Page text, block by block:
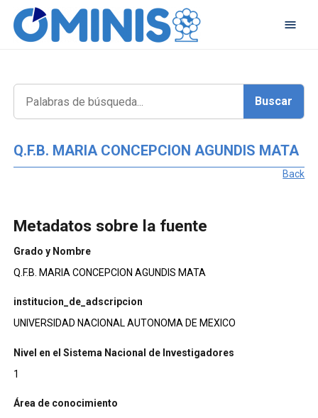
Q.F.B. MARIA CONCEPCION AGUNDIS MATA
Back
Metadatos sobre la fuente
Grado y Nombre
Q.F.B. MARIA CONCEPCION AGUNDIS MATA
institucion_de_adscripcion
UNIVERSIDAD NACIONAL AUTONOMA DE MEXICO
Nivel en el Sistema Nacional de Investigadores
1
Área de conocimiento